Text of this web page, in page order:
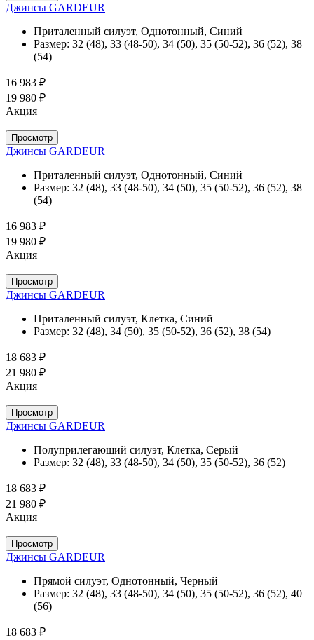
Джинсы GARDEUR
Приталенный силуэт, Однотонный, Синий
Размер: 32 (48), 33 (48-50), 34 (50), 35 (50-52), 36 (52), 38
(54)
16 983 ₽
19 980 ₽
Акция
Просмотр
Джинсы GARDEUR
Приталенный силуэт, Однотонный, Синий
Размер: 32 (48), 33 (48-50), 34 (50), 35 (50-52), 36 (52), 38
(54)
16 983 ₽
19 980 ₽
Акция
Просмотр
Джинсы GARDEUR
Приталенный силуэт, Клетка, Синий
Размер: 32 (48), 34 (50), 35 (50-52), 36 (52), 38 (54)
18 683 ₽
21 980 ₽
Акция
Просмотр
Джинсы GARDEUR
Полуприлегающий силуэт, Клетка, Серый
Размер: 32 (48), 33 (48-50), 34 (50), 35 (50-52), 36 (52)
18 683 ₽
21 980 ₽
Акция
Просмотр
Джинсы GARDEUR
Прямой силуэт, Однотонный, Черный
Размер: 32 (48), 33 (48-50), 34 (50), 35 (50-52), 36 (52), 40
(56)
18 683 ₽